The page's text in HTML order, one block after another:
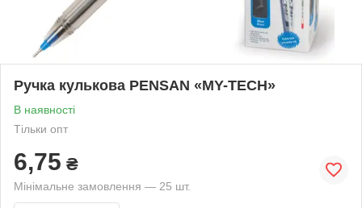
Ручка кулькова PENSAN «MY-TECH»
В наявності
Тільки опт
6,75 ₴
Мінімальне замовлення — 25 шт.